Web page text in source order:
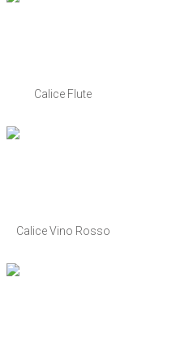
Calice Flute
Calice Vino Rosso